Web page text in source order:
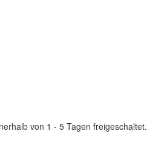
von 1 - 5 Tagen